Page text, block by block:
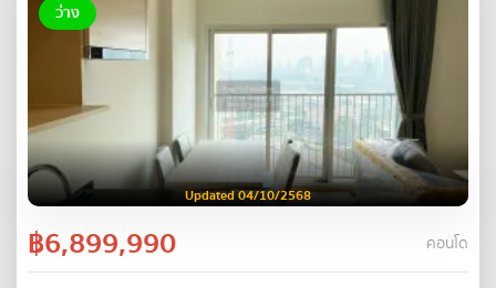
ว่าง
Updated 04/10/2568
฿6,899,990 คอนโด